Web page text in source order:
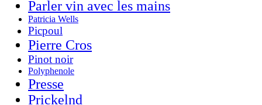
Parler vin avec les mains
Patricia Wells
Picpoul
Pierre Cros
Pinot noir
Polyphenole
Presse
Prickelnd